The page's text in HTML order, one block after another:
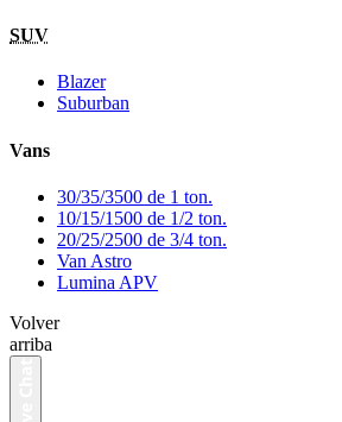
SUV
Blazer
Suburban
Vans
30/35/3500 de 1 ton.
10/15/1500 de 1/2 ton.
20/25/2500 de 3/4 ton.
Van Astro
Lumina APV
Volver
arriba